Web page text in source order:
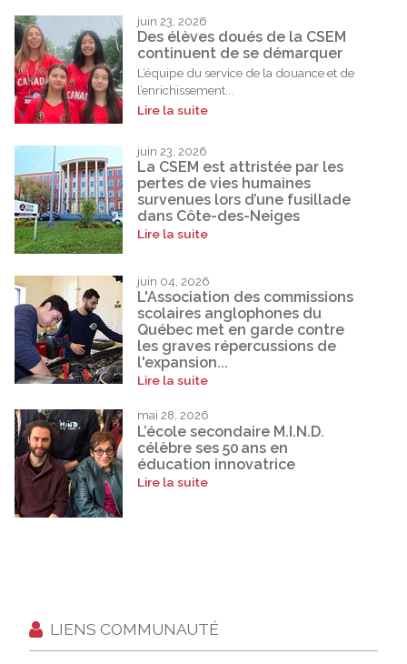
juin 23, 2026
Des élèves doués de la CSEM
continuent de se démarquer
L’équipe du service de la douance et de
l’enrichissement...
Lire la suite
juin 23, 2026
La CSEM est attristée par les
pertes de vies humaines
survenues lors d’une fusillade
dans Côte-des-Neiges
Lire la suite
juin 04, 2026
L'Association des commissions
scolaires anglophones du
Québec met en garde contre
les graves répercussions de
l'expansion...
Lire la suite
mai 28, 2026
L’école secondaire M.I.N.D.
célèbre ses 50 ans en
éducation innovatrice
Lire la suite
LIENS COMMUNAUTÉ